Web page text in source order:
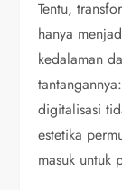
Tentu,
hanya
kedalaman
digitalisasi
estetika
masuk untuk